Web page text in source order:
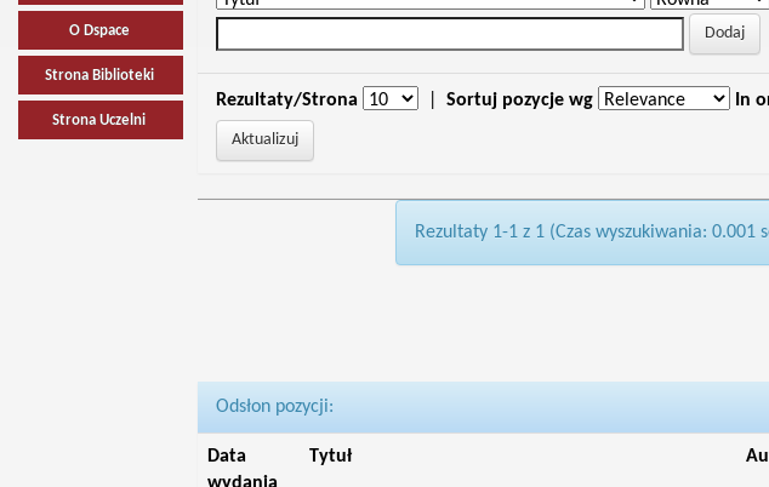
O Dspace
Strona Biblioteki
Strona Uczelni
Rezultaty/Strona Sortuj pozycje wg In
Rezultaty 1-1 z 1 (Czas wyszukiwania: 0.001
Odsłon pozycji:
Data
Tytuł